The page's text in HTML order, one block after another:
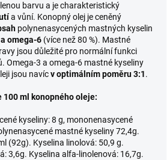
barvu a je charakteristický
a vůní. Konopný olej je ceněný
polynenasycených mastných kyselin
omega-6 (více než 80 %). Mastné
jsou důležité pro normální funkci
Omega-3 a omega-6 mastné kyseliny
jsou navícv optimálním poměru 3:1.
100 ml konopného oleje:
kyseliny: 8 g, mononenasycené
mastné kyseliny 72,4g.
(92g). Kyselina linolová: 50,9 g.
3,6g. Kyselina alfa-linolenová: 16,7g.